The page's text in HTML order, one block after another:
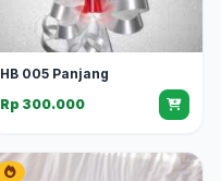
HB 005 Panjang
Rp 300.000